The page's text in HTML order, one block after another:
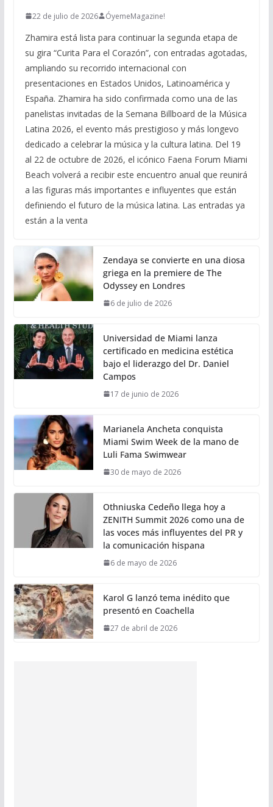
22 de julio de 2026 ÓyemeMagazine!
Zhamira está lista para continuar la segunda etapa de
su gira “Curita Para el Corazón”, con entradas agotadas,
ampliando su recorrido internacional con
presentaciones en Estados Unidos, Latinoamérica y
España. Zhamira ha sido confirmada como una de las
panelistas invitadas de la Semana Billboard de la Música
Latina 2026, el evento más prestigioso y más longevo
dedicado a celebrar la música y la cultura latina. Del 19
al 22 de octubre de 2026, el icónico Faena Forum Miami
Beach volverá a recibir este encuentro anual que reunirá
a las figuras más importantes e influyentes que están
definiendo el futuro de la música latina. Las entradas ya
están a la venta
Zendaya se convierte en una diosa
griega en la premiere de The
Odyssey en Londres
6 de julio de 2026
Universidad de Miami lanza
certificado en medicina estética
bajo el liderazgo del Dr. Daniel
Campos
17 de junio de 2026
Marianela Ancheta conquista
Miami Swim Week de la mano de
Luli Fama Swimwear
30 de mayo de 2026
Othniuska Cedeño llega hoy a
ZENITH Summit 2026 como una de
las voces más influyentes del PR y
la comunicación hispana
6 de mayo de 2026
Karol G lanzó tema inédito que
presentó en Coachella
27 de abril de 2026